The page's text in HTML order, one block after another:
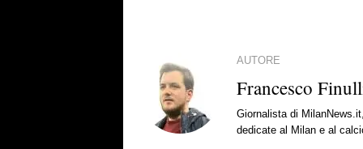
AUTORE
Francesco
Giornalista di
dedicate al Milan e al